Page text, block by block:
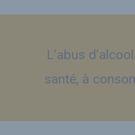
L’abus
santé, à